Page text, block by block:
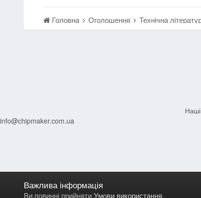
Головна Оголошення Технічна
Важлива інформація
Ви повинні прийнятиУмови використання.
info@chipmaker.com.ua